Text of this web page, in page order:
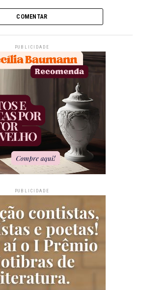
COMENTAR
PUBLICIDADE
PUBLICIDADE